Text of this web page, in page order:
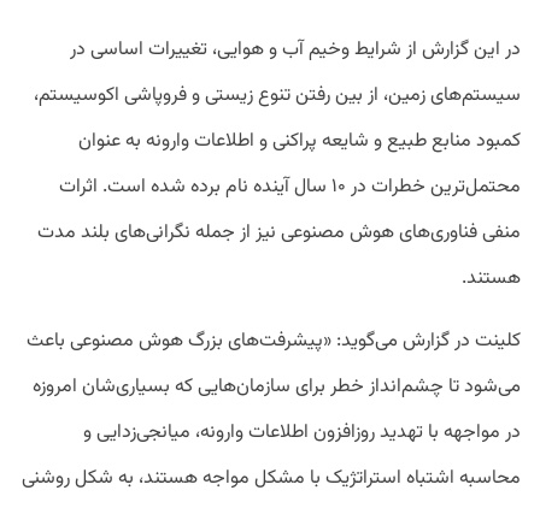
در این گزارش از شرایط وخیم آب و هوایی، تغییرات اساسی در
سیستم‌های زمین، از بین رفتن تنوع زیستی و فروپاشی اکوسیستم،
کمبود منابع طبیع و شایعه پراکنی و اطلاعات وارونه به عنوان
محتمل‌ترین خطرات در ۱۰ سال آینده نام برده شده است. اثرات
منفی فناوری‌های هوش مصنوعی نیز از جمله نگرانی‌های بلند مدت
هستند.
کلینت در گزارش می‌گوید: «پیشرفت‌های بزرگ هوش مصنوعی باعث
می‌شود تا چشم‌انداز خطر برای سازمان‌هایی که بسیاری‌شان امروزه
در مواجهه با تهدید روزافزون اطلاعات وارونه، میانجی‌زدایی و
محاسبه اشتباه استراتژیک با مشکل مواجه هستند، به شکل روشنی